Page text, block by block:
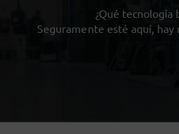
¿Qué tecnología
Seguramente esté aquí, hay